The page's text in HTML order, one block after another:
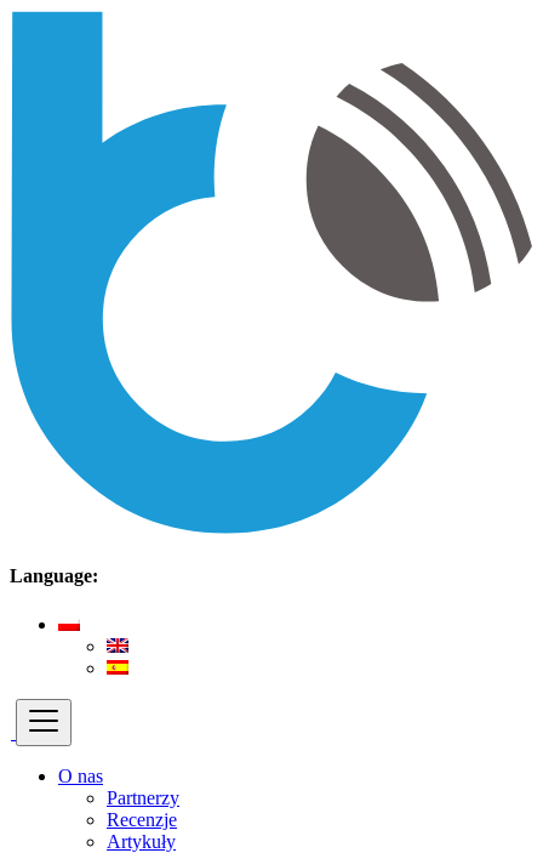
Language:
O nas
Partnerzy
Recenzje
Artykuły